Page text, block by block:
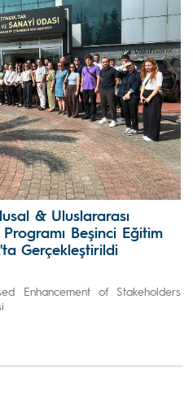
& Uluslararası
Beşinci Eğitim
Gerçekleştirildi
Enhancement of Stakeholders